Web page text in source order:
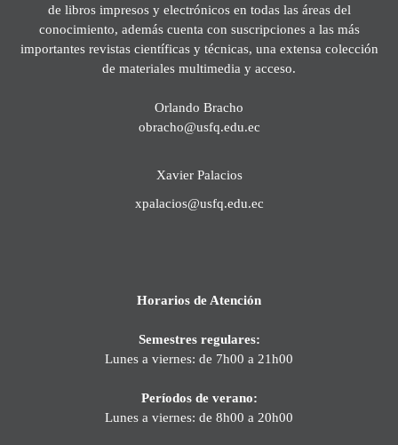
de libros impresos y electrónicos en todas las áreas del
conocimiento, además cuenta con suscripciones a las más
importantes revistas científicas y técnicas, una extensa colección
de materiales multimedia y acceso.
Orlando Bracho
obracho@usfq.edu.ec
Xavier Palacios
xpalacios@usfq.edu.ec
Horarios de Atención
Semestres regulares:
Lunes a viernes: de 7h00 a 21h00
Períodos de verano:
Lunes a viernes: de 8h00 a 20h00